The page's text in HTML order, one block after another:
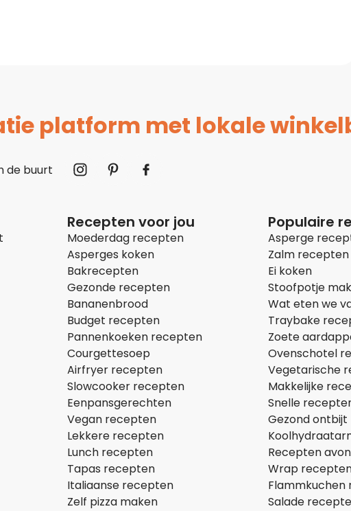
platform met lokale
de buurt
Recepten voor jou
Moederdag recepten
Asperges koken
Bakrecepten
Gezonde recepten
Bananenbrood
Budget recepten
Pannenkoeken recepten
Courgettesoep
Airfryer recepten
Slowcooker recepten
Eenpansgerechten
Vegan recepten
Lekkere recepten
Lunch recepten
Tapas recepten
Italiaanse recepten
Zelf pizza maken
Populaire
Asperge
Zalm recepten
Ei koken
Stoofpotje
Wat eten we
Traybake
Zoete
Ovenschotel
Vegetarische
Makkelijke
Snelle
Gezond ontbijt
Recepten
Wrap
Salade